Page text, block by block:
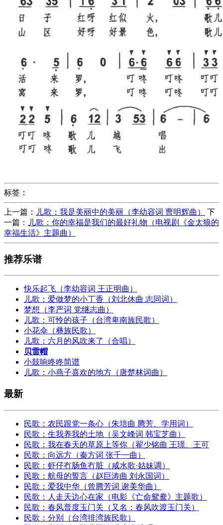
标签：
上一篇： 儿歌：我是美丽中的美丽（李幼容词 曹明辉曲）
下
一篇：
儿歌：你的幸福是我们的最好礼物（电视剧《金太狼的
幸福生活》主题曲）
推荐乐谱
快乐起飞（李幼容词 王正明曲）
儿歌：爱做梦的小丁香（刘北休曲 志同词）
梦想（李严词 党继志曲）
儿歌：可怜的孩子（台湾卑南族民歌）
小花伞（彝族民歌）
儿歌：六月的风吹来了（合唱）
贝雷帽
小鼓响咚咚简谱
儿歌：小燕子喜欢的地方（唐楚林词曲）
最新
民歌：农民跟党一条心（朱培曲 腾芳、学用词）
民歌：生我养我的土地（吴文峰词 韩宝芝曲）
民歌：我在春天的草原上等你（翟少铭曲 王璟、王可
民歌：向远方（秦方词 张千一曲）
民歌：虾仔冇肠鱼冇脏（咸水歌·姑妹调）
民歌：航母的誓言（赵巨涛曲 刘永国词）
民歌：爱我中华（曾腾芳词 谢美华曲）
民歌：人走天边心在家（电影《亡命鸳鸯》主题歌）
民歌：春风普度玉门关（又名：春风吹渡玉门关）
民歌：分别（台湾排湾族民歌）